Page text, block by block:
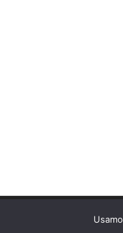
Screenr